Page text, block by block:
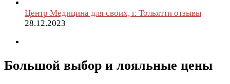
Центр Медицина для своих, г. Тольятти отзывы
28.12.2023
Большой выбор и лояльные цены